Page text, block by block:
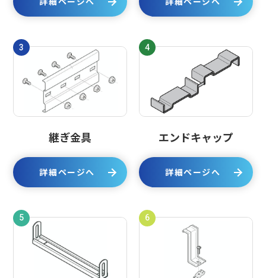
3
継ぎ金具
詳細ページへ
4
エンドキャップ
詳細ページへ
5 6